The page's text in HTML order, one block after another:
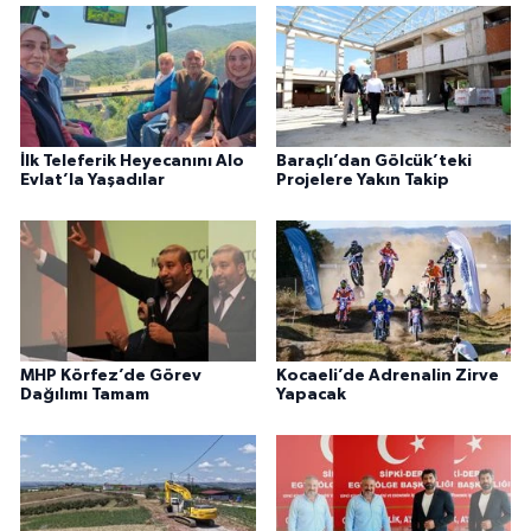
İlk Teleferik Heyecanını Alo
Evlat’la Yaşadılar
Baraçlı’dan Gölcük’teki
Projelere Yakın Takip
MHP Körfez’de Görev
Dağılımı Tamam
Kocaeli’de Adrenalin Zirve
Yapacak